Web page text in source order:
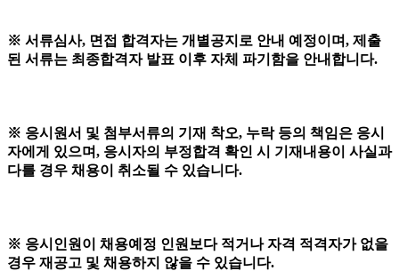
※ 서류심사, 면접 합격자는 개별공지로 안내 예정이며, 제출
된 서류는 최종합격자 발표 이후 자체 파기함을 안내합니다.
※ 응시원서 및 첨부서류의 기재 착오, 누락 등의 책임은 응시
자에게 있으며, 응시자의 부정합격 확인 시 기재내용이 사실과
다를 경우 채용이 취소될 수 있습니다.
※ 응시인원이 채용예정 인원보다 적거나 자격 적격자가 없을
경우 재공고 및 채용하지 않을 수 있습니다.